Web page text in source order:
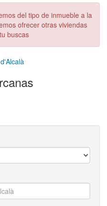
del tipo de inmueble a la
ofrecer otras viviendas
buscas